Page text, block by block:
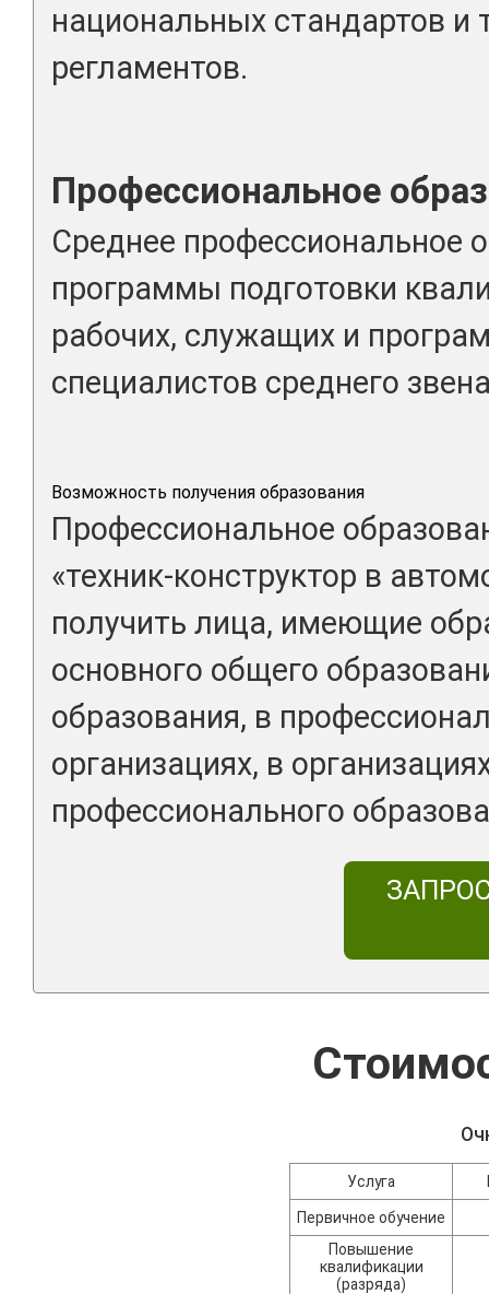
национальных стандартов и
регламентов.
Профессиональное
Среднее профессиональное
программы подготовки
рабочих, служащих и
специалистов среднего
Возможность получения образования
Профессиональное
«техник-конструктор в
получить лица, имеющие
основного общего
образования, в
организациях, в
профессионального
Услуга
Первичное обучение
Повышение
квалификации
(разряда)